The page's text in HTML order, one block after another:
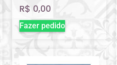
R$ 0,00
Fazer pedido